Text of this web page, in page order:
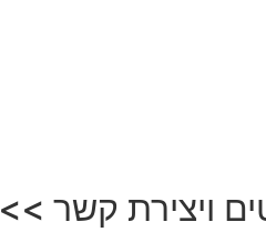
ויצירת קשר >>